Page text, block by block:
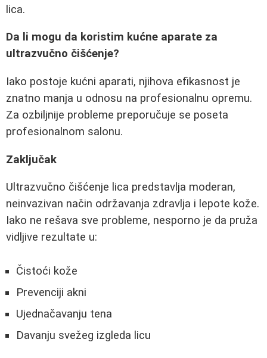
lica.
Da li mogu da koristim kućne aparate za
ultrazvučno čišćenje?
Iako postoje kućni aparati, njihova efikasnost je
znatno manja u odnosu na profesionalnu opremu.
Za ozbiljnije probleme preporučuje se poseta
profesionalnom salonu.
Zaključak
Ultrazvučno čišćenje lica predstavlja moderan,
neinvazivan način održavanja zdravlja i lepote kože.
Iako ne rešava sve probleme, nesporno je da pruža
vidljive rezultate u:
Čistoći kože
Prevenciji akni
Ujednačavanju tena
Davanju svežeg izgleda licu